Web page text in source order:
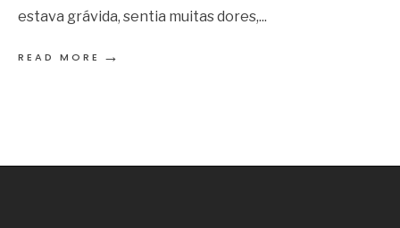
estava grávida, sentia muitas dores,...
READ MORE →